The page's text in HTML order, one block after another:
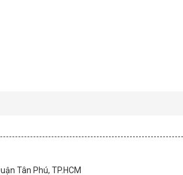
Tân Phú, TP.HCM